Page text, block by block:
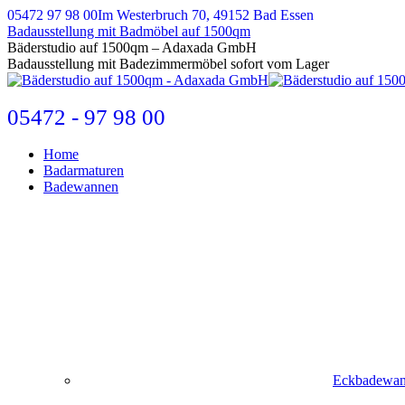
Zum
Inhalt
springen
05472 97 98 00Im Westerbruch 70, 49152 Bad Essen
Badausstellung mit Badmöbel auf 1500qm
E-
Mail
page
in
new
Bäderstudio auf 1500qm – Adaxada GmbH
Badausstellung mit Badezimmermöbel sofort vom Lager
05472 - 97 98 00
Home
Badarmaturen
Badewannen